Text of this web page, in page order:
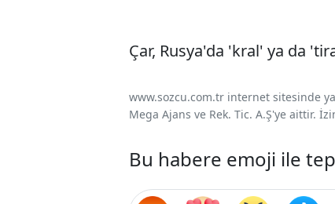
Çar, Rusya'da 'kral' ya da
www.sozcu.com.tr internet sitesinde
Mega Ajans ve Rek. Tic. A.Ş'ye aittir.
Bu habere emoji ile